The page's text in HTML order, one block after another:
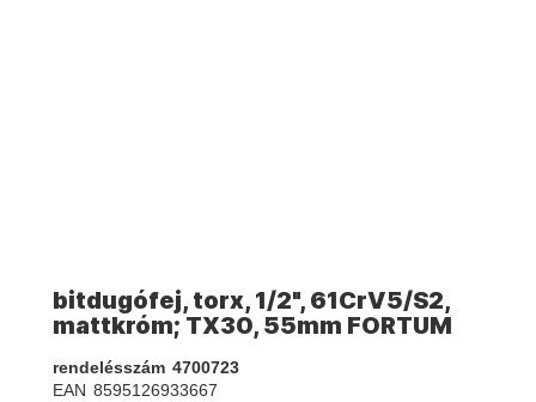
bitdugófej, torx, 1/2", 61CrV5/S2,
mattkróm; TX30, 55mm FORTUM
rendelésszám 4700723
EAN 8595126933667